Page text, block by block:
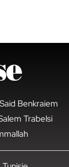
Benkraiem
Trabelsi